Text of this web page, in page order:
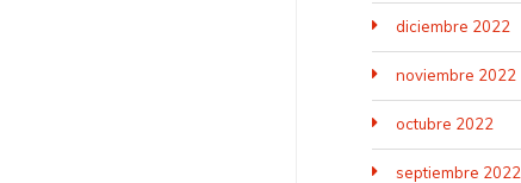
diciembre 2022
noviembre 2022
octubre 2022
septiembre 2022